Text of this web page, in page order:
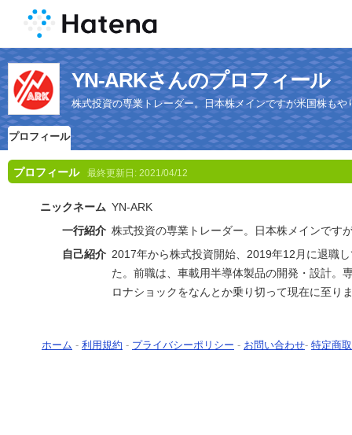
YN-ARKさんのプロフィール
株式投資の専業トレーダー。日本株メインですが米国株もや
プロフィール
プロフィール 最終更新日: 2021/04/12
ニックネーム YN-ARK
一行紹介 株式投資の専業トレーダー。日本株メインです
自己紹介 2017年から株式投資開始、2019年12月に退職
た。前職は、車載用半導体製品の開発・設計。
ロナショックをなんとか乗り切って現在に至り
ホーム - 利用規約 - プライバシーポリシー - お問い合わせ- 特定商